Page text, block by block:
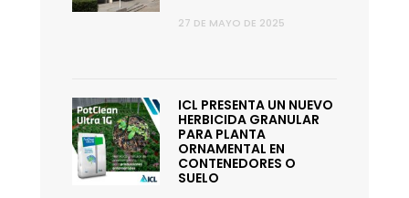
27 DE MAYO DE 2025
ICL PRESENTA UN NUEVO
HERBICIDA GRANULAR
PARA PLANTA
ORNAMENTAL EN
CONTENEDORES O
SUELO